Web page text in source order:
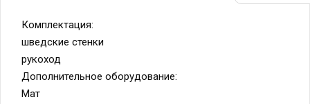
Комплектация:
шведские стенки
рукоход
Дополнительное оборудование:
Мат